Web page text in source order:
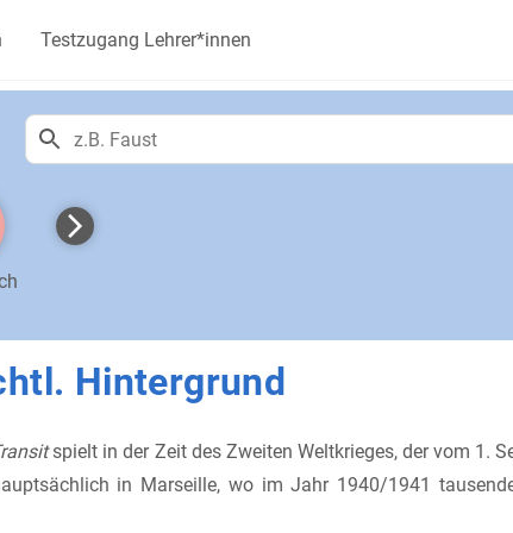
Testzugang Lehrer*innen
Hintergrund
spielt in der Zeit des Zweiten Weltkrieges, der vom 1.
in Marseille, wo im Jahr 1940/1941